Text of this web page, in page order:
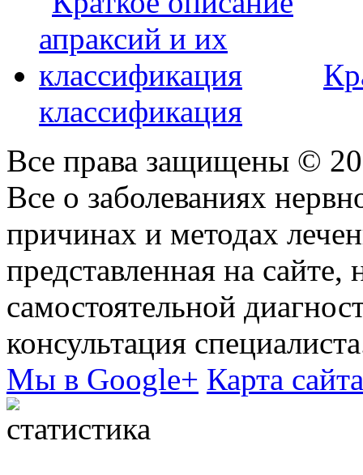
классификация
Все права защищены ©
Все о заболеваниях
причинах и методах
представленная на сайте,
самостоятельной
консультация
Мы в Google+ Карта сайта